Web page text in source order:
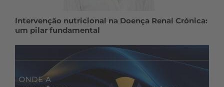
Intervenção nutricional na Doença Renal Crónica:
um pilar fundamental